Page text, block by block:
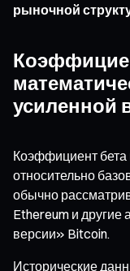
рыночной
усиленной
Коэффициент бета
относительно
обычно
Ethereum и другие
версии» Bitcoin.
Исторические